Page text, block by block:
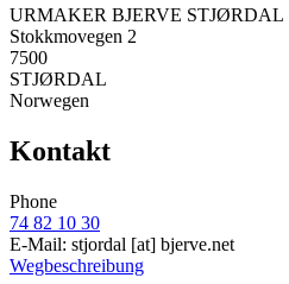
URMAKER BJERVE STJØRDAL
Stokkmovegen 2
7500
STJØRDAL
Norwegen
Kontakt
Phone
74 82 10 30
E-Mail: stjordal [at] bjerve.net
Wegbeschreibung